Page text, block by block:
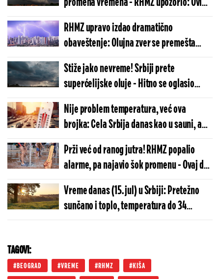
promena vremena - RHMZ upozorio: Ovi
delovi zemlje na udaru (MAPA)
RHMZ upravo izdao dramatično
obaveštenje: Olujna zver se premešta
punom snagom - hitno upozorenje za ove
delove Srbije
Stiže jako nevreme! Srbiji prete
superćelijske oluje - Hitno se oglasio
RHMZ
Nije problem temperatura, već ova
brojka: Cela Srbija danas kao u sauni, a
razlog će vas šokirati
Prži već od ranog jutra! RHMZ popalio
alarme, pa najavio šok promenu - Ovaj deo
Srbije na udaru snažne oluje (MAPA)
Vreme danas (15. jul) u Srbiji: Pretežno
sunčano i toplo, temperatura do 34
stepena
TAGOVI:
BEOGRAD VREME RHMZ KIŠA